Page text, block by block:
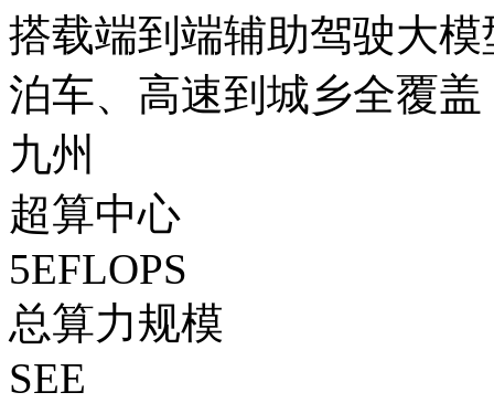
搭载端到端辅助驾驶大模型
泊车、高速到城乡全覆盖
九州
超算中心
5EFLOPS
总算力规模
SEE